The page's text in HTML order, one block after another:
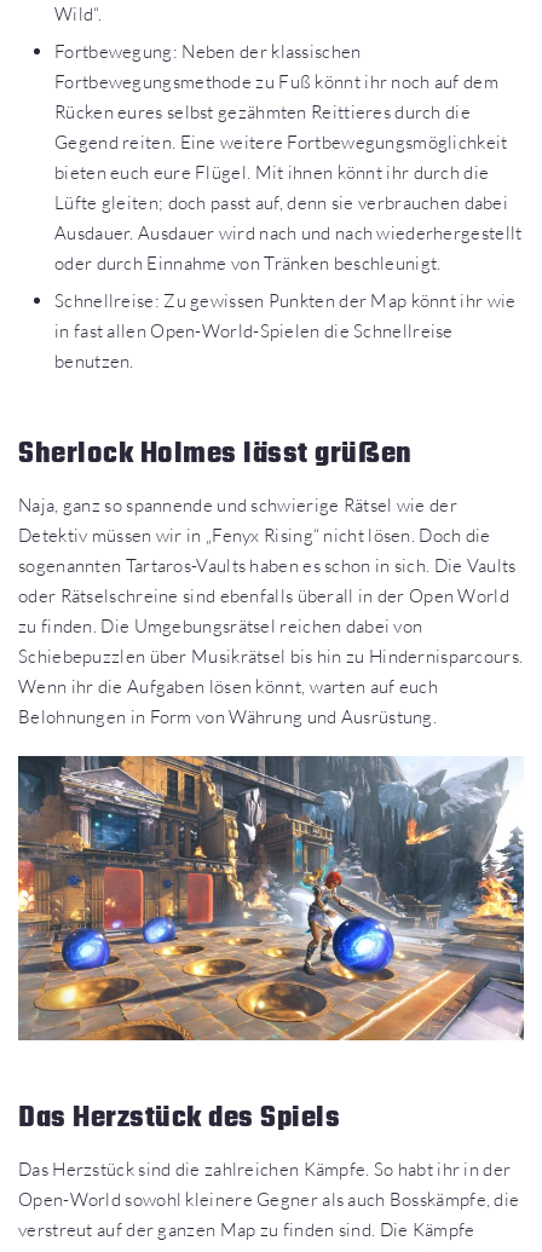
Wild“.
Fortbewegung: Neben der klassischen
Fortbewegungsmethode zu Fuß könnt ihr noch auf dem
Rücken eures selbst gezähmten Reittieres durch die
Gegend reiten. Eine weitere Fortbewegungsmöglichkeit
bieten euch eure Flügel. Mit ihnen könnt ihr durch die
Lüfte gleiten; doch passt auf, denn sie verbrauchen dabei
Ausdauer. Ausdauer wird nach und nach wiederhergestellt
oder durch Einnahme von Tränken beschleunigt.
Schnellreise: Zu gewissen Punkten der Map könnt ihr wie
in fast allen Open-World-Spielen die Schnellreise
benutzen.
Sherlock Holmes lässt grüßen
Naja, ganz so spannende und schwierige Rätsel wie der
Detektiv müssen wir in „Fenyx Rising“ nicht lösen. Doch die
sogenannten Tartaros-Vaults haben es schon in sich. Die Vaults
oder Rätselschreine sind ebenfalls überall in der Open World
zu finden. Die Umgebungsrätsel reichen dabei von
Schiebepuzzlen über Musikrätsel bis hin zu Hindernisparcours.
Wenn ihr die Aufgaben lösen könnt, warten auf euch
Belohnungen in Form von Währung und Ausrüstung.
Das Herzstück des Spiels
Das Herzstück sind die zahlreichen Kämpfe. So habt ihr in der
Open-World sowohl kleinere Gegner als auch Bosskämpfe, die
verstreut auf der ganzen Map zu finden sind. Die Kämpfe